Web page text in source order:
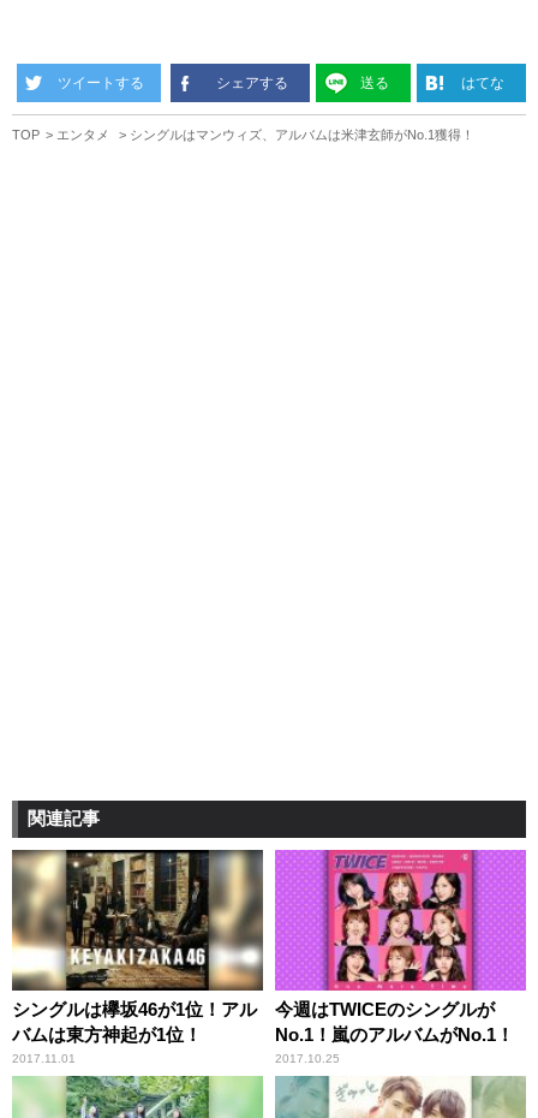
ツイートする シェアする 送る はてな
TOP エンタメ シングルはマンウィズ、アルバムは米津玄師がNo.1獲得！
関連記事
シングルは欅坂46が1位！アル
バムは東方神起が1位！
2017.11.01
今週はTWICEのシングルが
No.1！嵐のアルバムがNo.1！
2017.10.25